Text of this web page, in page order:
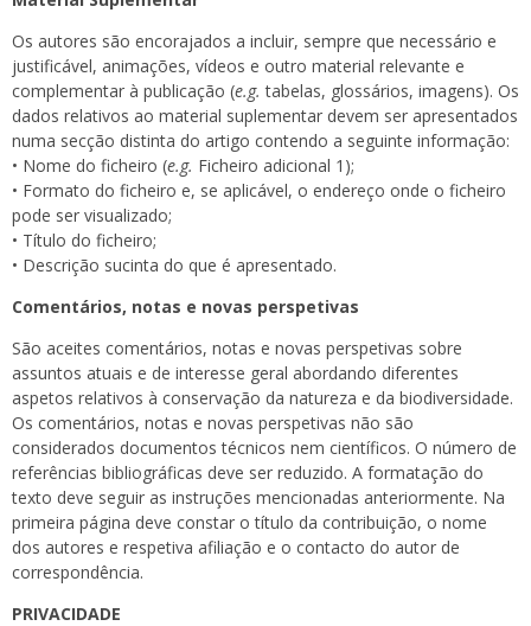
Os autores são encorajados a incluir, sempre que necessário e
justificável, animações, vídeos e outro material relevante e
complementar à publicação (e.g. tabelas, glossários, imagens). Os
dados relativos ao material suplementar devem ser apresentados
numa secção distinta do artigo contendo a seguinte informação:
• Nome do ficheiro (e.g. Ficheiro adicional 1);
• Formato do ficheiro e, se aplicável, o endereço onde o ficheiro
pode ser visualizado;
• Título do ficheiro;
• Descrição sucinta do que é apresentado.
Comentários, notas e novas perspetivas
São aceites comentários, notas e novas perspetivas sobre
assuntos atuais e de interesse geral abordando diferentes
aspetos relativos à conservação da natureza e da biodiversidade.
Os comentários, notas e novas perspetivas não são
considerados documentos técnicos nem científicos. O número de
referências bibliográficas deve ser reduzido. A formatação do
texto deve seguir as instruções mencionadas anteriormente. Na
primeira página deve constar o título da contribuição, o nome
dos autores e respetiva afiliação e o contacto do autor de
correspondência.
PRIVACIDADE